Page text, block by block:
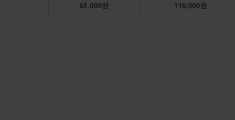
65,000원 110,000원